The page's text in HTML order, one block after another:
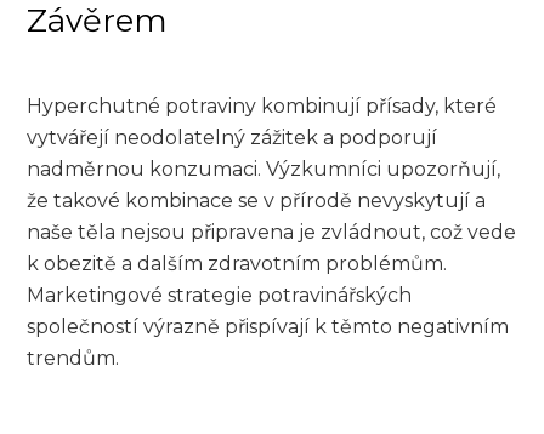
Závěrem
Hyperchutné potraviny kombinují přísady, které
vytvářejí neodolatelný zážitek a podporují
nadměrnou konzumaci. Výzkumníci upozorňují,
že takové kombinace se v přírodě nevyskytují a
naše těla nejsou připravena je zvládnout, což vede
k obezitě a dalším zdravotním problémům.
Marketingové strategie potravinářských
společností výrazně přispívají k těmto negativním
trendům.